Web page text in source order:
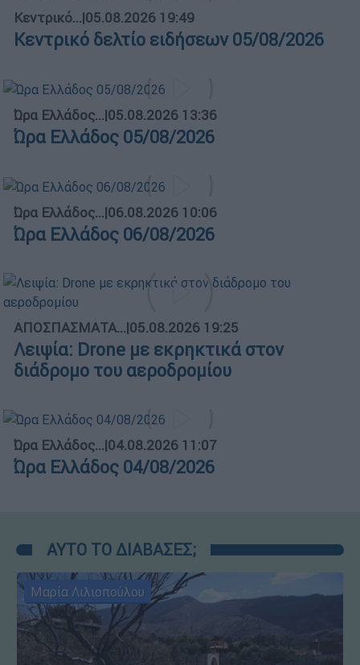
Κεντρικό...|05.08.2026 19:49
Κεντρικό δελτίο ειδήσεων 05/08/2026
Ώρα Ελλάδος...|05.08.2026 13:36
Ώρα Ελλάδος 05/08/2026
Ώρα Ελλάδος...|06.08.2026 10:06
Ώρα Ελλάδος 06/08/2026
ΑΠΟΣΠΑΣΜΑΤΑ...|05.08.2026 19:25
Λειψία: Drone με εκρηκτικά στον
διάδρομο του αεροδρομίου
Ώρα Ελλάδος...|04.08.2026 11:07
Ώρα Ελλάδος 04/08/2026
ΑΥΤΟ ΤΟ ΔΙΑΒΑΣΕΣ;
Μαρία Λιλιοπούλου